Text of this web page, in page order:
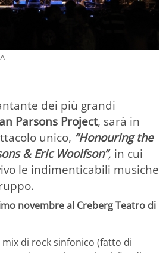
dei più grandi
Parsons Project, sarà in
unico, “Honouring the
& Eric Woolfson”, in cui
le indimenticabili musiche
novembre al Creberg Teatro di
di rock sinfonico (fatto di